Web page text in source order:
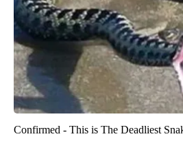
Confirmed - This is The Deadliest